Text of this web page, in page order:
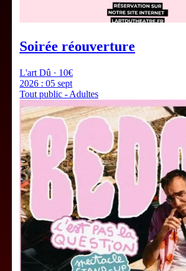
Soirée réouverture
L'art Dû · 10€
2026 : 05 sept
Tout public - Adultes